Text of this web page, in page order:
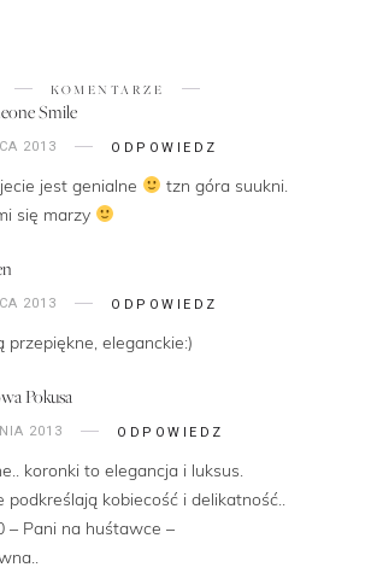
KOMENTARZE
Smile
2013 ODPOWIEDZ
jest genialne
tzn góra suukni.
się marzy
2013 ODPOWIEDZ
przepiękne, eleganckie:)
Pokusa
2013 ODPOWIEDZ
koronki to elegancja i luksus.
podkreślają kobiecość i delikatność..
– Pani na huśtawce –